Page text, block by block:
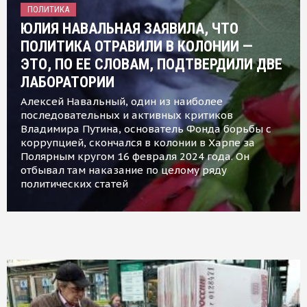
ПОЛИТИКА
ЮЛИЯ НАВАЛЬНАЯ ЗАЯВИЛА, ЧТО
ПОЛИТИКА ОТРАВИЛИ В КОЛОНИИ —
ЭТО, ПО ЕЕ СЛОВАМ, ПОДТВЕРДИЛИ ДВЕ
ЛАБОРАТОРИИ
Алексей Навальный, один из наиболее
последовательных и активных критиков
Владимира Путина, основатель Фонда борьбы с
коррупцией, скончался в колонии в Харпе за
Полярным кругом 16 февраля 2024 года. Он
отбывал там наказание по целому ряду
политических статей